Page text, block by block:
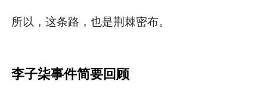
所以，这条路，也是荆棘密布。
李子柒事件简要回顾